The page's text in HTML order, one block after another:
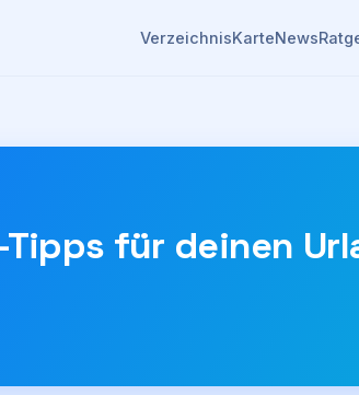
VerzeichnisKarteNews
für deinen